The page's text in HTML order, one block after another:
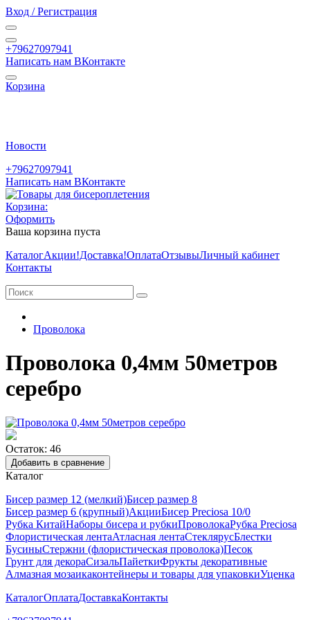
Вход / Регистрация
+79627097941
Написать нам ВКонтакте
Корзина
Новости
+79627097941
Написать нам ВКонтакте
Корзина:
Оформить
Ваша корзина пуста
КаталогАкции!Доставка!ОплатаОтзывыЛичный кабинет
Контакты
Проволока
Проволока 0,4мм 50метров
серебро
Остаток: 46
Добавить в сравнение
Каталог
Бисер размер 12 (мелкий)Бисер размер 8
Бисер размер 6 (крупный)АкцииБисер Preciosa 10/0
Рубка КитайНаборы бисера и рубкиПроволокаРубка Preciosa
Флористическая лентаАтласная лентаСтеклярусБлестки
БусиныСтержни (флористическая проволока)Песок
Грунт для декораСизальПайеткиФрукты декоративные
Алмазная мозаикаконтейнеры и товары для упаковкиУценка
КаталогОплатаДоставкаКонтакты